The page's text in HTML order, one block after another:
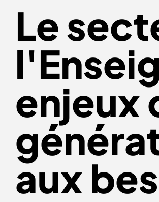
Le
enjeux
aux